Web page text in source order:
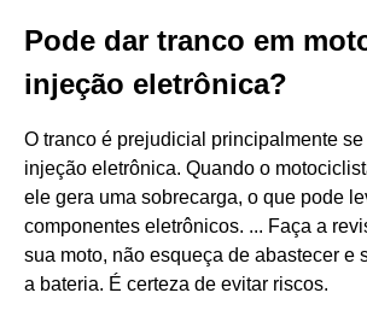
Pode dar tranco em
injeção eletrônica?
O tranco é prejudicial principalmente se
injeção eletrônica. Quando o
ele gera uma sobrecarga, o que pode
componentes eletrônicos. ... Faça a
sua moto, não esqueça de abastecer e
a bateria. É certeza de evitar riscos.